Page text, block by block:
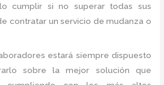
cumplir si no superar todas sus
contratar un servicio de mudanza o
estará siempre dispuesto
sobre la mejor solución que